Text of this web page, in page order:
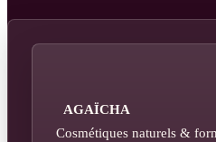
AGAÏCHA
Cosmétiques naturels &